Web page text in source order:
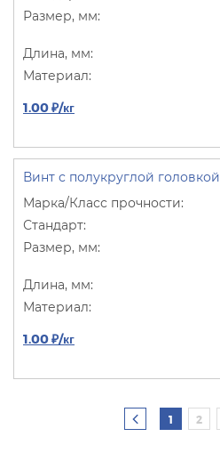
1.00 ₽/кг
Винт с полукруглой головкой
1.00 ₽/кг
1 2